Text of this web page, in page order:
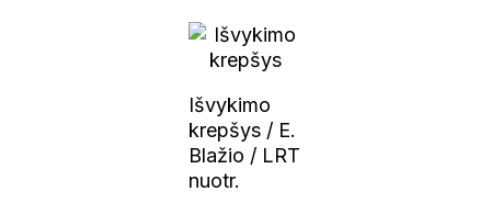
Išvykimo
krepšys / E.
Blažio / LRT
nuotr.